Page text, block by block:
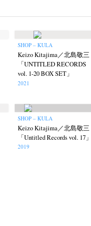
SHOP – KULA
Keizo Kitajima／北島敬三
「UNTITLED RECORDS
vol. 1-20 BOX SET」
2021
SHOP – KULA
Keizo Kitajima／北島敬三
「Untitled Records vol. 17」
2019